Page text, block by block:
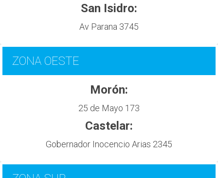
San Isidro:
Av Parana 3745
ZONA OESTE
Morón:
25 de Mayo 173
Castelar:
Gobernador Inocencio Arias 2345